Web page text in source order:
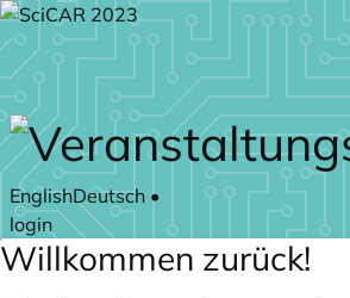
Zum Hauptteil springen
EnglishDeutsch •
login
Willkommen zurück!